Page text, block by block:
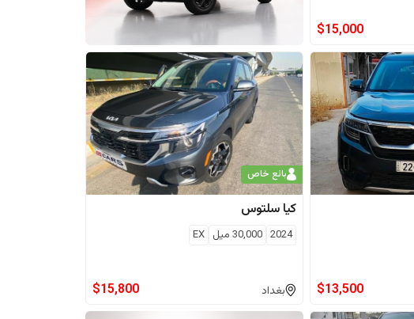
$15,000
$13,500
بائع خاص
كيا سلتوس
2024
30,000 ميل EX
بغداد $15,800